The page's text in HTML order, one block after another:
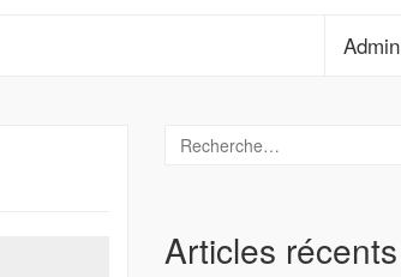
Admin
Articles récents